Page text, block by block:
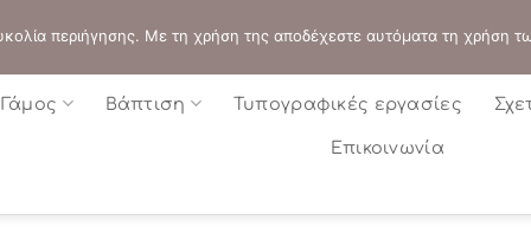
Γάμος Βάπτιση Τυπογραφικές εργασίες
Επικοινωνία
περιήγησης. Με τη χρήση της αποδέχεστε αυτόματα τη χρήση